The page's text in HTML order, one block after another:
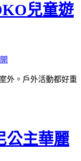
兒童遊
外。戶外活動都好重
公主華麗